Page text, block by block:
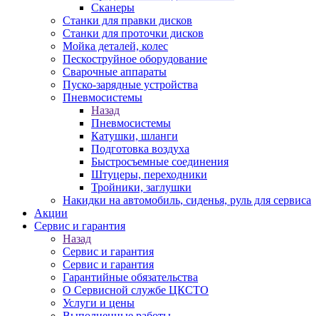
Сканеры
Станки для правки дисков
Станки для проточки дисков
Мойка деталей, колес
Пескоструйное оборудование
Сварочные аппараты
Пуско-зарядные устройства
Пневмосистемы
Назад
Пневмосистемы
Катушки, шланги
Подготовка воздуха
Быстросъемные соединения
Штуцеры, переходники
Тройники, заглушки
Накидки на автомобиль, сиденья, руль для сервиса
Акции
Сервис и гарантия
Назад
Сервис и гарантия
Сервис и гарантия
Гарантийные обязательства
О Сервисной службе ЦКСТО
Услуги и цены